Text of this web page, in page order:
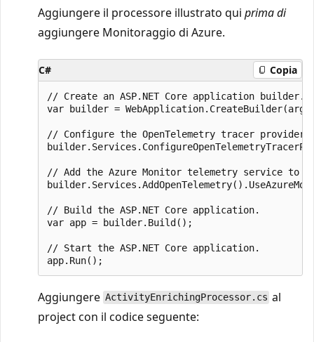
Aggiungere il processore illustrato qui prima di
aggiungere Monitoraggio di Azure.
C# Copia
// Create an ASP.NET Core application builder.
var builder =
// Configure the OpenTelemetry tracer provider
// Add the Azure Monitor telemetry service to
// Build the ASP.NET Core application.
var app = builder.Build();
// Start the ASP.NET Core application.
Aggiungere ActivityEnrichingProcessor.cs al
project con il codice seguente: